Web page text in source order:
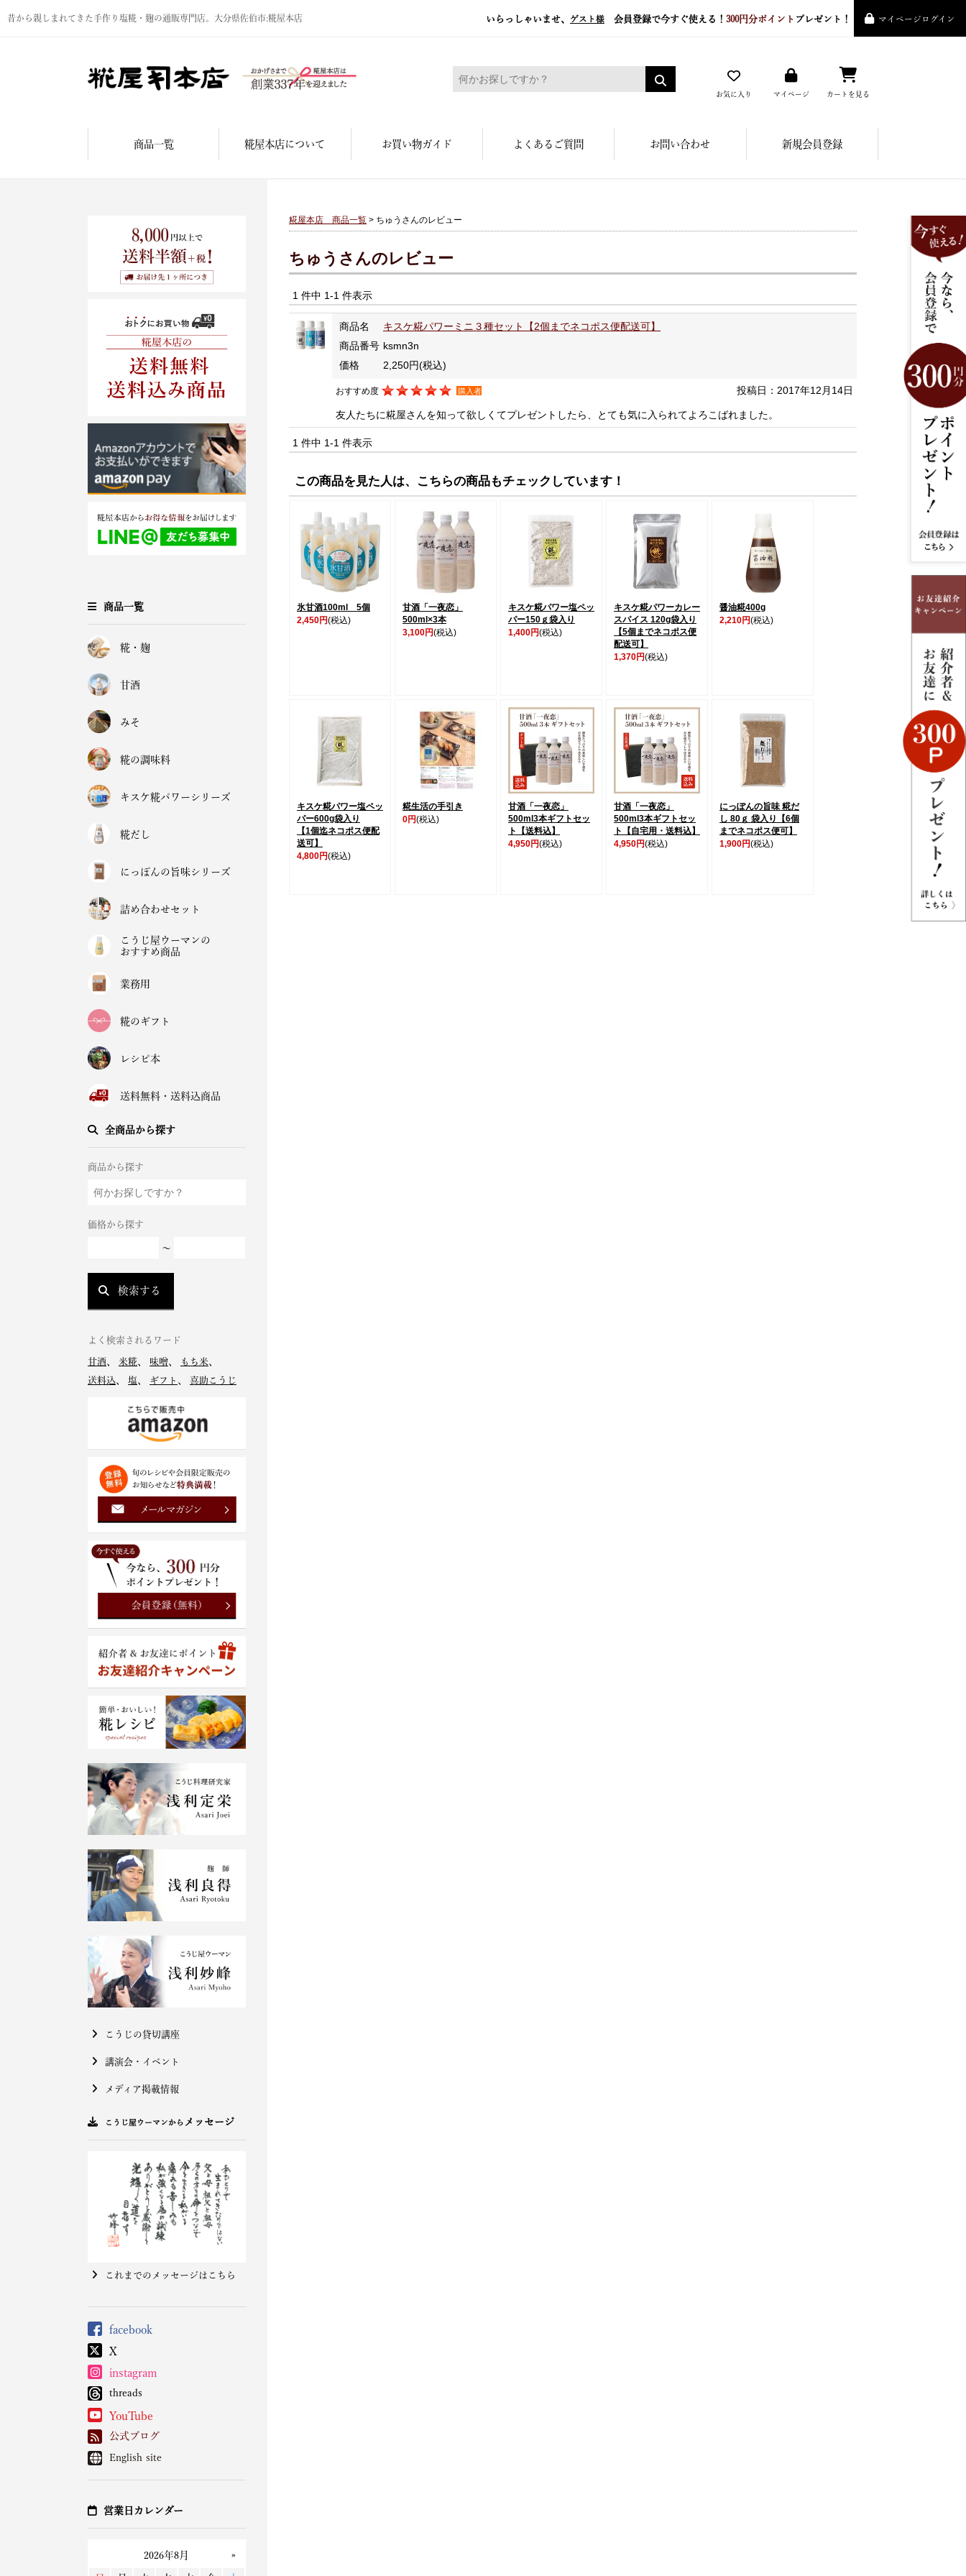
昔から親しまれてきた手作り塩糀・麹の通販専門店。大分県佐伯市:糀屋本店 いらっしゃいませ、 ゲスト様 会員登録で今すぐ使える！ 300円分ポイント プレゼント！ マイページログイン
糀屋本店 - 元禄二年。創業三百余年の味
お気に入り マイページ カートを見る
商品一覧 糀屋本店について お買い物ガイド よくあるご質問 お問い合わせ 新規会員登録
商品一覧
糀・麹
甘酒
みそ
糀の調味料
キスケ糀パワーシリーズ
糀だし
にっぽんの旨味シリーズ
詰め合わせセット
こうじ屋ウーマンの
おすすめ商品
業務用
糀のギフト
レシピ本
送料無料・送料込商品
全商品から探す
商品から探す
価格から探す
～
検索する
よく検索されるワード
甘酒 米糀 味噌 もち米
送料込
塩 ギフト 喜助こうじ
こうじの貸切講座
講演会・イベント
メディア掲載情報
こうじ屋ウーマンから メッセージ
これまでのメッセージはこちら
facebook
X
instagram
threads
YouTube
公式ブログ
English site
営業日カレンダー
糀屋本店 商品一覧 > ちゅうさんのレビュー
ちゅうさんのレビュー
1 件中 1-1 件表示
商品名
キスケ糀パワーミニ３種セット【2個までネコポス便配送可】
商品番号 ksmn3n
価格
2,250円(税込)
投稿日：2017年12月14日
おすすめ度 購入者
友人たちに糀屋さんを知って欲しくてプレゼントしたら、とても気に入られてよろこばれました。
1 件中 1-1 件表示
この商品を見た人は、こちらの商品もチェックしています！
氷甘酒100ml 5個
2,450円(税込)
甘酒「一夜恋」
500ml×3本
3,100円(税込)
キスケ糀パワー塩ペッ
パー150ｇ袋入り
1,400円(税込)
キスケ糀パワーカレー
スパイス 120g袋入り
【5個までネコポス便
配送可】
1,370円(税込)
醤油糀400g
2,210円(税込)
キスケ糀パワー塩ペッ
パー600g袋入り
【1個迄ネコポス便配
送可】
4,800円(税込)
糀生活の手引き
0円(税込)
甘酒「一夜恋」
500ml3本ギフトセッ
ト【送料込】
4,950円(税込)
甘酒「一夜恋」
500ml3本ギフトセッ
ト【自宅用・送料込】
4,950円(税込)
にっぽんの旨味 糀だ
し 80ｇ 袋入り【6個
までネコポス便可】
1,900円(税込)